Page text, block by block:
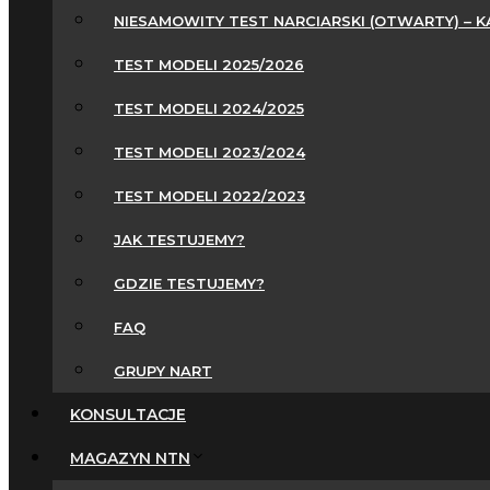
NIESAMOWITY TEST NARCIARSKI (OTWARTY) –
TEST MODELI 2025/2026
TEST MODELI 2024/2025
TEST MODELI 2023/2024
TEST MODELI 2022/2023
JAK TESTUJEMY?
GDZIE TESTUJEMY?
FAQ
GRUPY NART
KONSULTACJE
MAGAZYN NTN